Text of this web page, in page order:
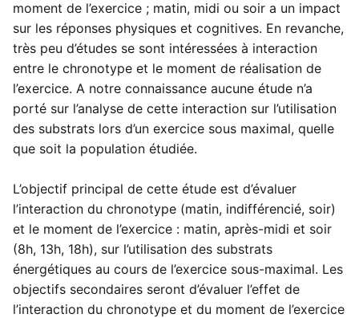
moment de l’exercice ; matin, midi ou soir a un impact
sur les réponses physiques et cognitives. En revanche,
très peu d’études se sont intéressées à interaction
entre le chronotype et le moment de réalisation de
l’exercice. A notre connaissance aucune étude n’a
porté sur l’analyse de cette interaction sur l’utilisation
des substrats lors d’un exercice sous maximal, quelle
que soit la population étudiée.
L’objectif principal de cette étude est d’évaluer
l’interaction du chronotype (matin, indifférencié, soir)
et le moment de l’exercice : matin, après-midi et soir
(8h, 13h, 18h), sur l’utilisation des substrats
énergétiques au cours de l’exercice sous-maximal. Les
objectifs secondaires seront d’évaluer l’effet de
l’interaction du chronotype et du moment de l’exercice